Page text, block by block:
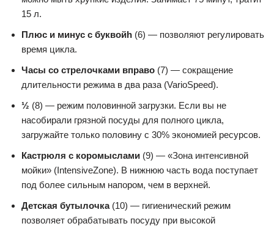
15 л.
Плюс и минус с буквойh (6) — позволяют регулировать
время цикла.
Часы со стрелочками вправо (7) — сокращение
длительности режима в два раза (VarioSpeed).
½ (8) — режим половинной загрузки. Если вы не
насобирали грязной посуды для полного цикла,
загружайте только половину с 30% экономией ресурсов.
Кастрюля с коромыслами (9) — «Зона интенсивной
мойки» (IntensiveZone). В нижнюю часть вода поступает
под более сильным напором, чем в верхней.
Детская бутылочка(10) — гигиенический режим
позволяет обрабатывать посуду при высокой